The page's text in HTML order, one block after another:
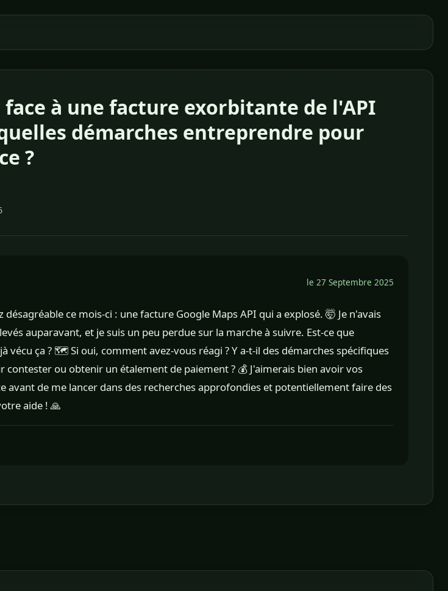
à une facture exorbitante de l'API
démarches entreprendre pour
?
le 27 Septembre 2025
désagréable ce mois-ci : une facture Google Maps API qui a explosé. 🤯 Je n'avais
auparavant, et je suis un peu perdue sur la marche à suivre. Est-ce que
vécu ça ? 🗺️ Si oui, comment avez-vous réagi ? Y a-t-il des démarches spécifiques
contester ou obtenir un étalement de paiement ? 💰 J'aimerais bien avoir vos
avant de me lancer dans des recherches approfondies et potentiellement faire des
aide ! 🙏